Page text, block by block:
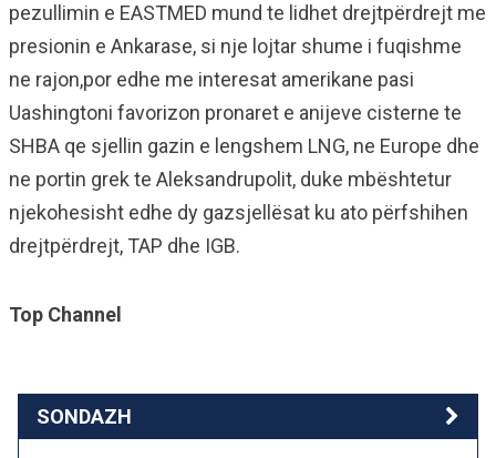
pezullimin e EASTMED mund te lidhet drejtpërdrejt me
presionin e Ankarase, si nje lojtar shume i fuqishme
ne rajon,por edhe me interesat amerikane pasi
Uashingtoni favorizon pronaret e anijeve cisterne te
SHBA qe sjellin gazin e lengshem LNG, ne Europe dhe
ne portin grek te Aleksandrupolit, duke mbështetur
njekohesisht edhe dy gazsjellësat ku ato përfshihen
drejtpërdrejt, TAP dhe IGΒ.
Top Channel
SONDAZH